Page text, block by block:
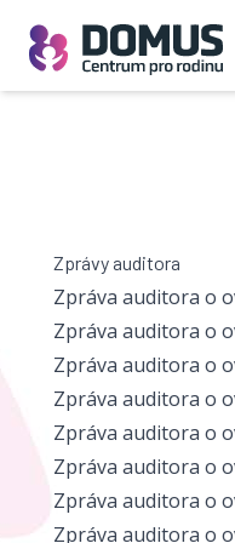
Zprávy auditora
Zpráva auditora o
Zpráva auditora o
Zpráva auditora o
Zpráva auditora o
Zpráva auditora o
Zpráva auditora o
Zpráva auditora o
Zpráva auditora o